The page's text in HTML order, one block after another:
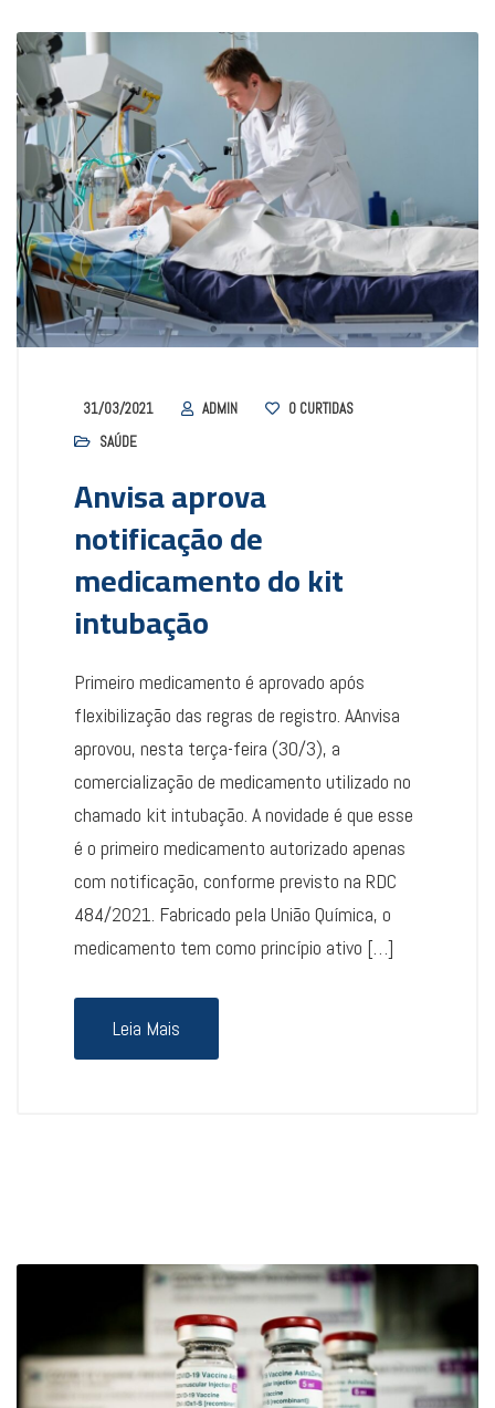
31/03/2021 ADMIN 0 CURTIDAS
SAÚDE
Anvisa aprova
notificação de
medicamento do kit
intubação
Primeiro medicamento é aprovado após
flexibilização das regras de registro. AAnvisa
aprovou, nesta terça-feira (30/3), a
comercialização de medicamento utilizado no
chamado kit intubação. A novidade é que esse
é o primeiro medicamento autorizado apenas
com notificação, conforme previsto na RDC
484/2021. Fabricado pela União Química, o
medicamento tem como princípio ativo […]
Leia Mais